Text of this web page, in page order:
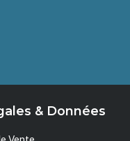
& Données